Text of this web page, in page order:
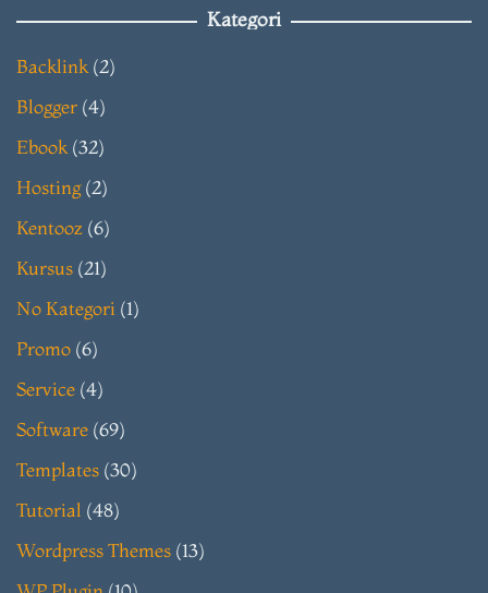
Kategori
Backlink (2)
Blogger (4)
Ebook (32)
Hosting(2)
Kentooz (6)
Kursus (21)
No Kategori (1)
Promo (6)
Service (4)
Software (69)
Templates (30)
Tutorial (48)
Wordpress Themes (13)